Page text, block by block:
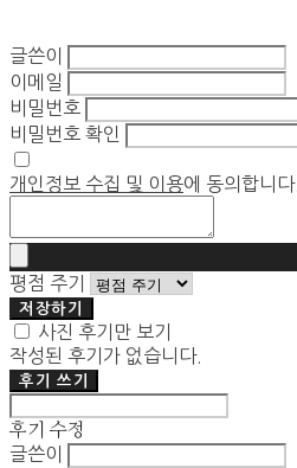
글쓴이
이메일
비밀번호
비밀번호 확인
개인정보 수집 및 이용에 동의합니다.
평점 주기
저장하기
사진 후기만 보기
작성된 후기가 없습니다.
후기 쓰기
후기 수정
글쓴이